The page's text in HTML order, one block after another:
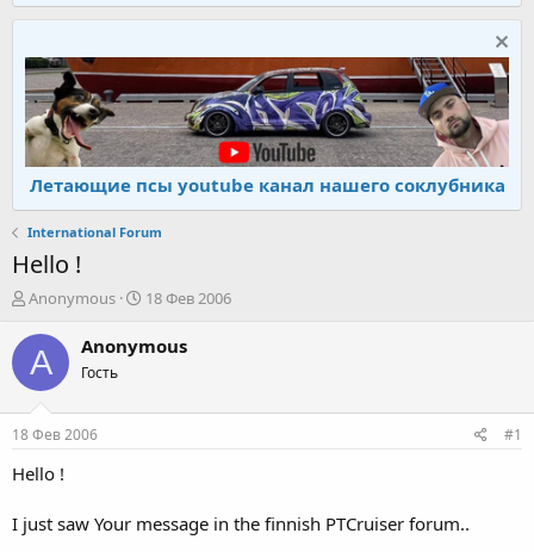
Летающие псы youtube канал нашего соклубника
International Forum
Hello !
А
т
о
р
е
м
ы
Anonymous
Д
т
18 Фев 2006
A Anonymous
Гость
18 Фев 2006 #1
Hello !
I just saw Your message in the finnish PTCruiser forum..